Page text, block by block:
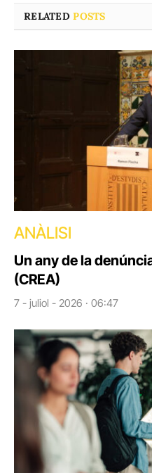
RELATEDPOSTS
ANÀLISI
Un any de la
(CREA)
7 - juliol - 2026 · 06:47